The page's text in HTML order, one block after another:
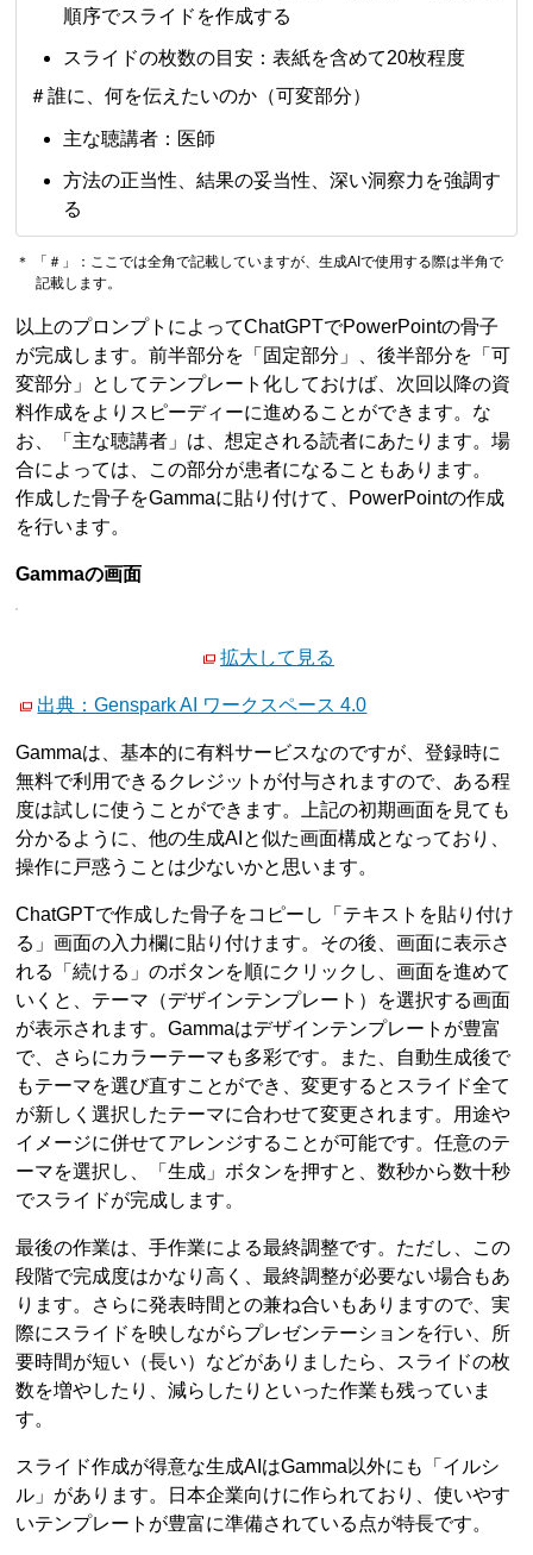
順序でスライドを作成する
スライドの枚数の目安：表紙を含めて20枚程度
＃誰に、何を伝えたいのか（可変部分）
主な聴講者：医師
方法の正当性、結果の妥当性、深い洞察力を強調す
る
＊ 「＃」：ここでは全角で記載していますが、生成AIで使用する際は半角で
記載します。
以上のプロンプトによってChatGPTでPowerPointの骨子
が完成します。前半部分を「固定部分」、後半部分を「可
変部分」としてテンプレート化しておけば、次回以降の資
料作成をよりスピーディーに進めることができます。な
お、「主な聴講者」は、想定される読者にあたります。場
合によっては、この部分が患者になることもあります。
作成した骨子をGammaに貼り付けて、PowerPointの作成
を行います。
Gammaの画面
拡大して見る
出典：Genspark AI ワークスペース 4.0
Gammaは、基本的に有料サービスなのですが、登録時に
無料で利用できるクレジットが付与されますので、ある程
度は試しに使うことができます。上記の初期画面を見ても
分かるように、他の生成AIと似た画面構成となっており、
操作に戸惑うことは少ないかと思います。
ChatGPTで作成した骨子をコピーし「テキストを貼り付け
る」画面の入力欄に貼り付けます。その後、画面に表示さ
れる「続ける」のボタンを順にクリックし、画面を進めて
いくと、テーマ（デザインテンプレート）を選択する画面
が表示されます。Gammaはデザインテンプレートが豊富
で、さらにカラーテーマも多彩です。また、自動生成後で
もテーマを選び直すことができ、変更するとスライド全て
が新しく選択したテーマに合わせて変更されます。用途や
イメージに併せてアレンジすることが可能です。任意のテ
ーマを選択し、「生成」ボタンを押すと、数秒から数十秒
でスライドが完成します。
最後の作業は、手作業による最終調整です。ただし、この
段階で完成度はかなり高く、最終調整が必要ない場合もあ
ります。さらに発表時間との兼ね合いもありますので、実
際にスライドを映しながらプレゼンテーションを行い、所
要時間が短い（長い）などがありましたら、スライドの枚
数を増やしたり、減らしたりといった作業も残っていま
す。
スライド作成が得意な生成AIはGamma以外にも「イルシ
ル」があります。日本企業向けに作られており、使いやす
いテンプレートが豊富に準備されている点が特長です。